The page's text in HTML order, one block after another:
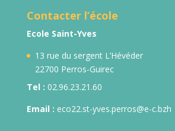
Contacter l’école
Ecole Saint-Yves
13 rue du sergent L’Hévéder
22700 Perros-Guirec
Tel : 02.96.23.21.60
Email : eco22.st-yves.perros@e-c.bzh